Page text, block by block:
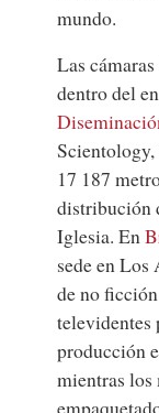
mundo.
Las
dentro del
17 187
distribución
Iglesia. En
sede en Los
de no
televidentes
producción
mientras los